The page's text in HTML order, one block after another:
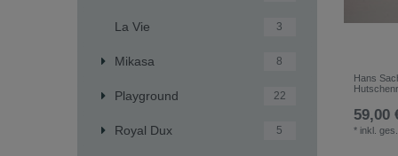
La Vie 3
Mikasa 8
Playground 22
Royal Dux 5
Hans
59,00
* inkl.